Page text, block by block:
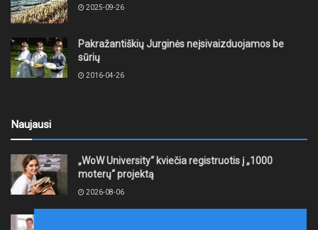
2025-09-26
Pakražantiškių Jurginės neįsivaizduojamos be
sūrių
2016-04-26
Naujausi
„WoW University“ kviečia registruotis į „1000
moterų“ projektą
2026-08-06